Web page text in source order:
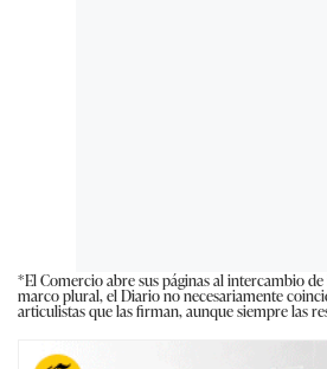
*El Comercio abre sus páginas al intercambio de
marco plural, el Diario no necesariamente
articulistas que las firman, aunque siempre las